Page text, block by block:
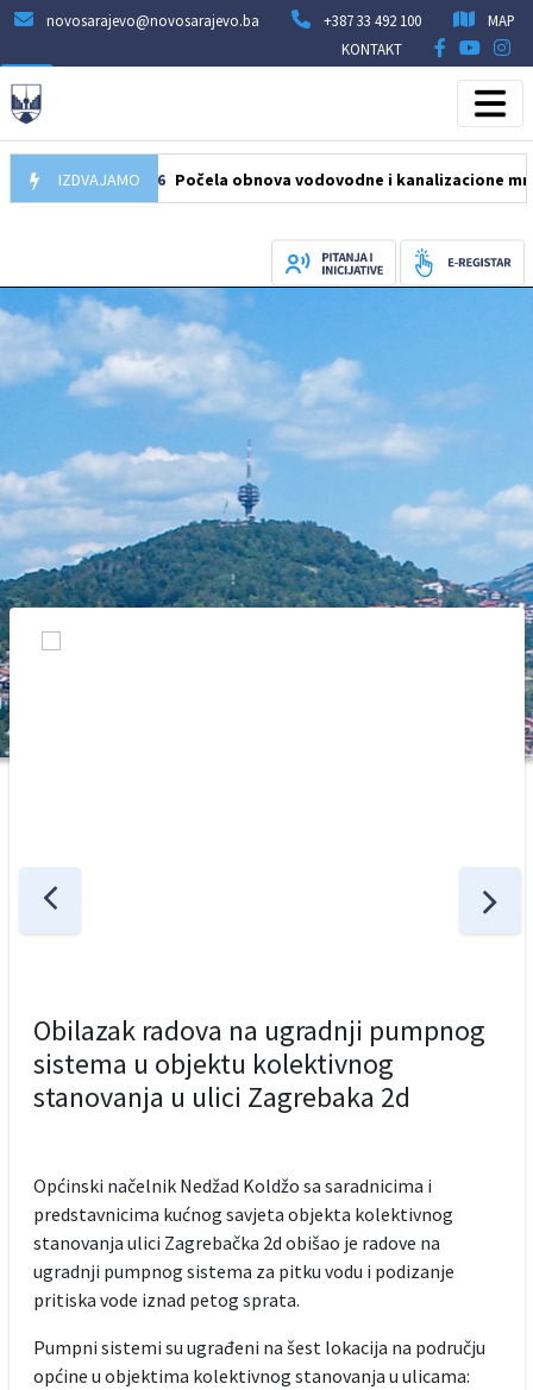
novosarajevo@novosarajevo.ba +387 33 492 100
MAP
KONTAKT
IZDVAJAMO
05.08.2026 Počela obnova vodovodne i kanalizacione mreže u
Obilazak radova na ugradnji pumpnog
sistema u objektu kolektivnog
stanovanja u ulici Zagrebaka 2d
Općinski načelnik Nedžad Koldžo sa saradnicima i
predstavnicima kućnog savjeta objekta kolektivnog
stanovanja ulici Zagrebačka 2d obišao je radove na
ugradnji pumpnog sistema za pitku vodu i podizanje
pritiska vode iznad petog sprata.
Pumpni sistemi su ugrađeni na šest lokacija na području
općine u objektima kolektivnog stanovanja u ulicama: